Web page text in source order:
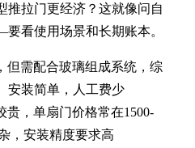
推拉门更经济？这就像问自
看使用场景和长期账本。
但需配合玻璃组成系统，综
安装简单，人工费少
贵，单扇门价格常在1500-
，安装精度要求高